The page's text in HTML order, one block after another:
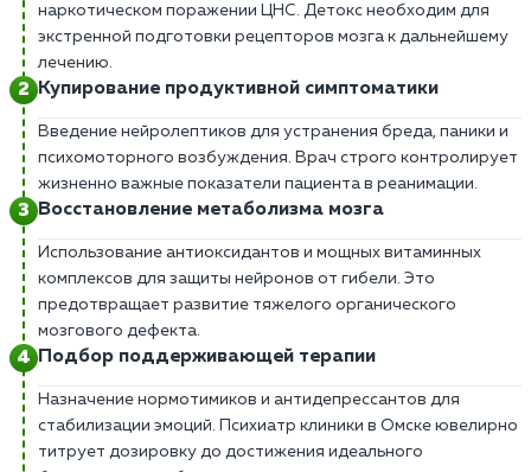
наркотическом поражении ЦНС. Детокс необходим для
экстренной подготовки рецепторов мозга к дальнейшему
лечению.
Купирование продуктивной симптоматики
Введение нейролептиков для устранения бреда, паники и
психомоторного возбуждения. Врач строго контролирует
жизненно важные показатели пациента в реанимации.
Восстановление метаболизма мозга
Использование антиоксидантов и мощных витаминных
комплексов для защиты нейронов от гибели. Это
предотвращает развитие тяжелого органического
мозгового дефекта.
Подбор поддерживающей терапии
Назначение нормотимиков и антидепрессантов для
стабилизации эмоций. Психиатр клиники в Омске ювелирно
титрует дозировку до достижения идеального